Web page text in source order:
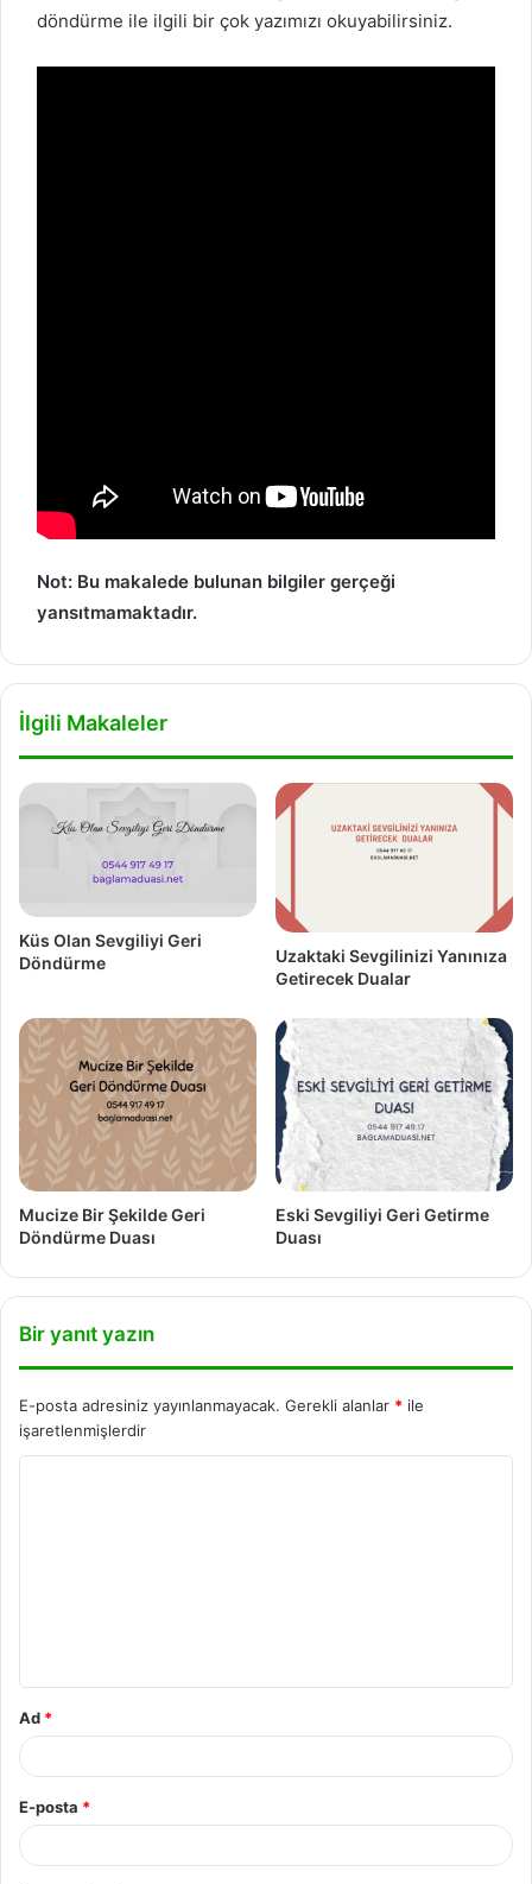
döndürme ile ilgili bir çok yazımızı okuyabilirsiniz.
Not: Bu makalede bulunan bilgiler gerçeği
yansıtmamaktadır.
İlgili Makaleler
Küs Olan Sevgiliyi Geri
Döndürme
Uzaktaki Sevgilinizi Yanınıza
Getirecek Dualar
Mucize Bir Şekilde Geri
Döndürme Duası
Eski Sevgiliyi Geri Getirme
Duası
Bir yanıt yazın
E-posta adresiniz yayınlanmayacak. Gerekli alanlar * ile
işaretlenmişlerdir
Ad *
E-posta *